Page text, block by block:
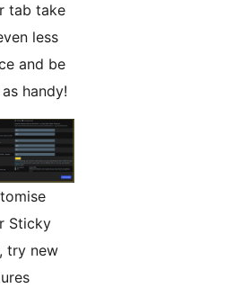
tab take
less
and be
handy!
Sticky
try new